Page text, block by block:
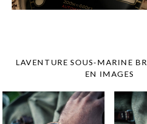
LAVENTURE SOUS-MARINE
EN IMAGES